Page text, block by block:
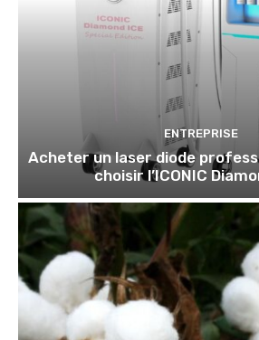
ENTREPRISE
Acheter un laser diode
choisir l’ICONIC